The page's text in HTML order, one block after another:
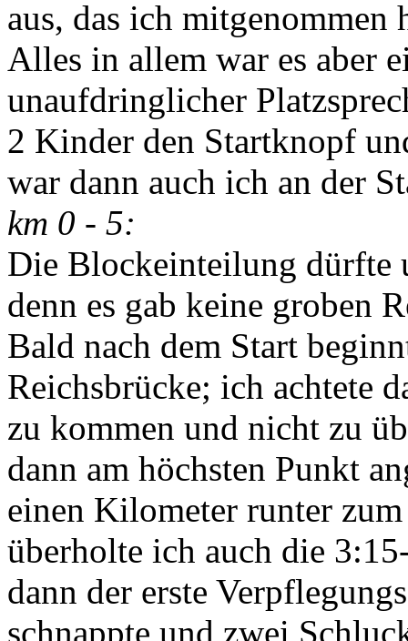
aus, das ich mitgenommen
Alles in allem war es aber
unaufdringlicher
2 Kinder den Startknopf
war dann auch ich an der
km 0 - 5:
Die Blockeinteilung dürfte
denn es gab keine groben
Bald nach dem Start
Reichsbrücke; ich achtete
zu kommen und nicht zu
dann am höchsten Punkt
einen Kilometer runter
überholte ich auch die
dann der erste
schnappte und zwei